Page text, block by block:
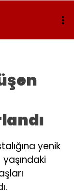
yenik